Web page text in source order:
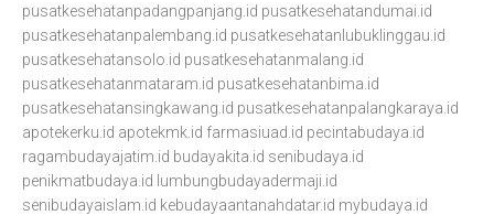
pusatkesehatanpadangpanjang.id pusatkesehatandumai.id
pusatkesehatanpalembang.id pusatkesehatanlubuklinggau.id
pusatkesehatansolo.id pusatkesehatanmalang.id
pusatkesehatanmataram.id pusatkesehatanbima.id
pusatkesehatansingkawang.id pusatkesehatanpalangkaraya.id
apotekerku.id apotekmk.id farmasiuad.id pecintabudaya.id
ragambudayajatim.id budayakita.id senibudaya.id
penikmatbudaya.id lumbungbudayadermaji.id
senibudayaislam.id kebudayaantanahdatar.id mybudaya.id